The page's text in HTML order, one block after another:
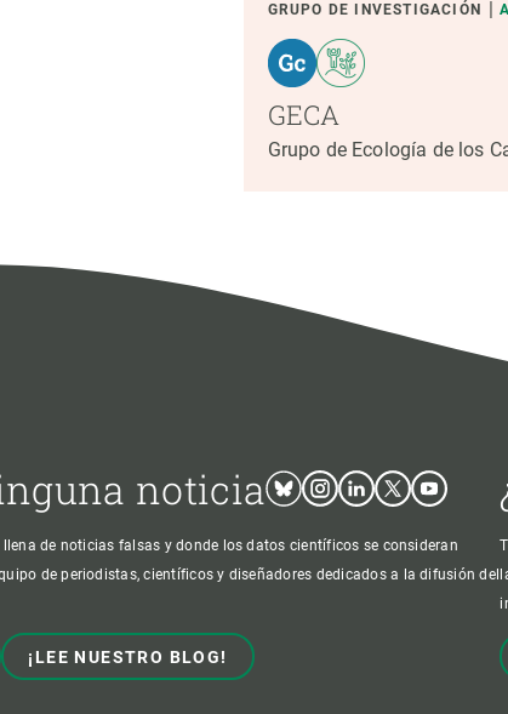
GRUPO DE INVESTIGACIÓN
GECA
Grupo de Ecología de los
noticiaBlueskyInstagram
LinkedinTwitterYoutube
de noticias falsas y donde los datos científicos se consideran
de periodistas, científicos y diseñadores dedicados a la difusión del
¡LEE NUESTRO BLOG!